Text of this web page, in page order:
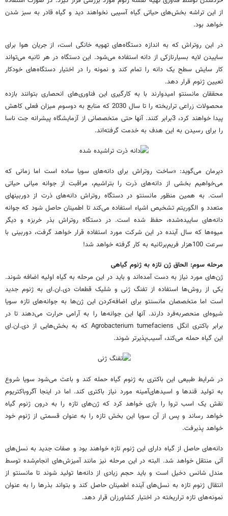
از این تراشه بخش‌های حیاتی گیاه آسیبی نخواهند دید و گیاه قادر به سبز شدن
خواهد بود.
در این روتراش که به اندازه دستگاه‌های تهویه خانگی است، از جریان هوا برای
ساییدن لایه بسیارنازکی از دانه استفاده می‌شود. این دستگاه در هر ثانیه می‌تواند
کار سایش سطح یک دانه را تمام کند و نمونه را در اختیار دستگاه‌های خودکار
تعیین ژنوم قرار دهد.
محققان مانسنتو امیدوارند با به کارگیری این فناوری‌های انحصاری بتوانند بازده
محصولات زراعی تراریخته را تا سال 2030 که منابع به دوسوم میزان فعلی کاهش
پیدا خواهند کرد، 3‌برابر کنند. آنها حتی متخصصانی از آزمایشگاه پیشرانه جت ناسا
را برای رسیدن به این هدف به خدمت گرفته‌اند.
دپرمان می‌گوید: «ساخت روتراش برای دانه‌های سویا ساده است اما زمانی که
می‌خواهیم بخشی از دانه‌های ذرت را بتراشیم، مراقبت از جوانه میانی حیاتی
است. به همین منظور مانسنتو در دستگاه روتراش دانه‌های ذرت از دوربینهای
متعدد و الگوریتم تشخیص اشیاء استفاده می‌کند تا اطمینان حاصل شود که جوانه
دانه‌های ساییده‌شده، حفظ شده است. در دستگاه روتراش بذر خربزه و دیگر
میوه‌ها که سال آینده در این شرکت مورد استفاده قرار خواهد گرفت، دوربینی با
سرعت 100هزار فریم‌بر‌ثانیه به کار گرفته خواهد شد!
مرحله سوم: الحاق ژن تازه به ژنوم گیاهی
ژن‌های مورد نیاز به دست آمده‌اند و باید در این مرحله به گیاه اولیه اضافه شوند.
یکی از روش‌ها استفاده از تفنگ ژنی و شلیک قطعات دی.ان.ای به ژنوم جدید
است اما متخصصان مانسنتو برای اضافه‌کردن این ژن‌ها به جوانه‌های تازه سویا
شیوه‌ای منحصربه‌فرد دارند. آنها این جوانه‌ها را به آرامی حرارت می‌دهند تا در
برابر باکتری انگل Agrobacterium tumefaciens که به بخش‌هایی از دی.ان.ای
این گیاه حمله می‌کند، آسیب‌پذیرتر شوند.
در شرایط طبیعی این باکتری به ژنوم گیاه حمله کند و باعث می‌شود سویا شروع
به تولید قندها و اسیدهای‌آمینه مورد نیاز باکتری کند. اما در اینجا آگروباکتریوم
نقش یک اسب تروا را بازی خواهد کرد که ژن‌های تازه را به درون ژنوم گیاه
خواهد رساند و پس از آن سویا این بخش تازه را به عنوان قسمتی از ژنوم خود
خواهد پذیرفت.
دانه‌های حاصل از گیاه دارای این ژنوم تازه خواهند بود و صفات جدید به نسل‌های
آتی منتقل خواهد شد. البته در این مرحله نیز مانند آمیزش‌های انجام‌شده توسط
مندل شانس دخیل است و باید حجم زیادی از دانه‌ها تولید شوند تا مانسنتو از
انتقال ژنوم تازه به نسل‌های آینده اطمینان حاصل کند و بتواند بذرها را به عنوان
نمونه‌های تازه تراریخته در اختیار کشاورزان قرار دهد.